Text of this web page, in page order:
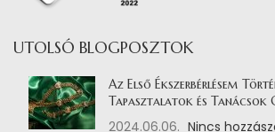
UTOLSÓ BLOGPOSZTOK
Az Első Ékszerbérlésem
Tapasztalatok és
2024.06.06. Nincs